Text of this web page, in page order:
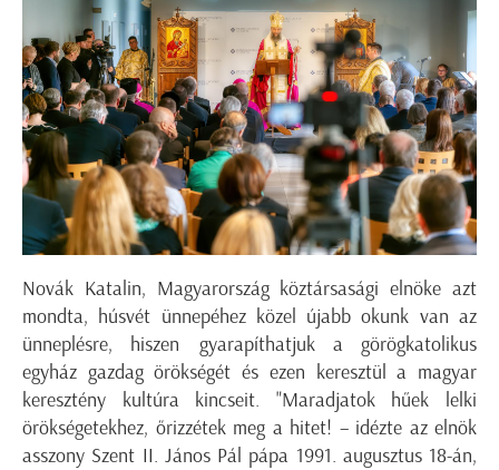
Novák Katalin, Magyarország köztársasági elnöke azt
mondta, húsvét ünnepéhez közel újabb okunk van az
ünneplésre, hiszen gyarapíthatjuk a görögkatolikus
egyház gazdag örökségét és ezen keresztül a magyar
keresztény kultúra kincseit. "Maradjatok hűek lelki
örökségetekhez, őrizzétek meg a hitet! – idézte az elnök
asszony Szent II. János Pál pápa 1991. augusztus 18-án,